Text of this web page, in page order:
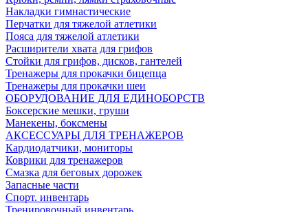
Накладки гимнастические
Перчатки для тяжелой атлетики
Пояса для тяжелой атлетики
Расширители хвата для грифов
Стойки для грифов, дисков, гантелей
Тренажеры для прокачки бицепца
Тренажеры для прокачки шеи
ОБОРУДОВАНИЕ ДЛЯ ЕДИНОБОРСТВ
Боксерские мешки, груши
Манекены, боксмены
АКСЕССУАРЫ ДЛЯ ТРЕНАЖЕРОВ
Кардиодатчики, мониторы
Коврики для тренажеров
Смазка для беговых дорожек
Запасные части
Спорт. инвентарь
Тренировочный инвентарь